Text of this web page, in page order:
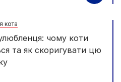
кота
чому коти
та як скоригувати цю